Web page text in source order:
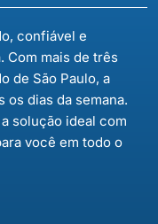
confiável e
Com mais de três
de São Paulo, a
os dias da semana.
solução ideal com
você em todo o